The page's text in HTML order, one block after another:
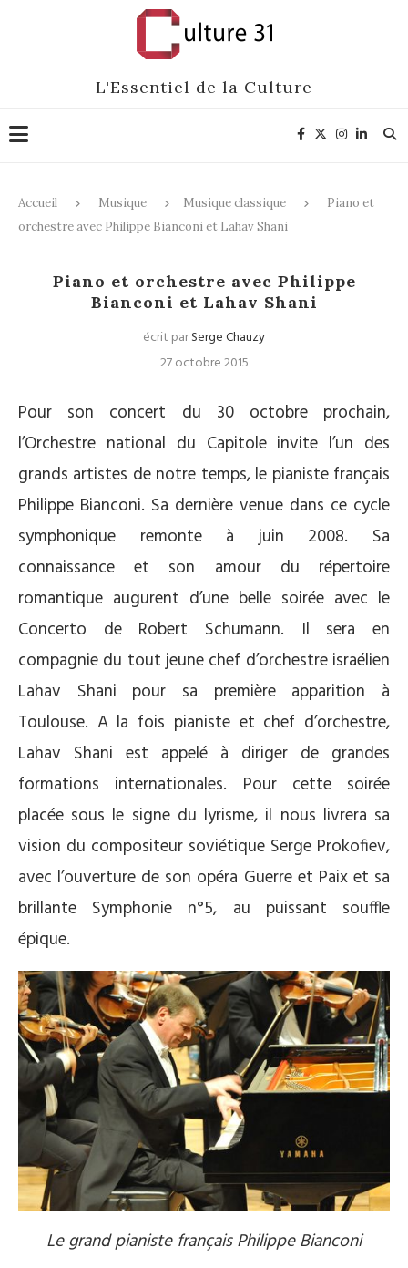
L'Essentiel de la Culture
Accueil Musique Musique classique
Piano et
orchestre avec Philippe Bianconi et Lahav Shani
Piano et orchestre avec Philippe
Bianconi et Lahav Shani
écrit parSerge Chauzy
27 octobre 2015
Pour son concert du 30 octobre prochain,
l’Orchestre national du Capitole invite l’un des
grands artistes de notre temps, le pianiste français
Philippe Bianconi. Sa dernière venue dans ce cycle
symphonique remonte à juin 2008. Sa
connaissance et son amour du répertoire
romantique augurent d’une belle soirée avec le
Concerto de Robert Schumann. Il sera en
compagnie du tout jeune chef d’orchestre israélien
Lahav Shani pour sa première apparition à
Toulouse. A la fois pianiste et chef d’orchestre,
Lahav Shani est appelé à diriger de grandes
formations internationales. Pour cette soirée
placée sous le signe du lyrisme, il nous livrera sa
vision du compositeur soviétique Serge Prokofiev,
avec l’ouverture de son opéra Guerre et Paix et sa
brillante Symphonie n°5, au puissant souffle
épique.
Le grand pianiste français Philippe Bianconi